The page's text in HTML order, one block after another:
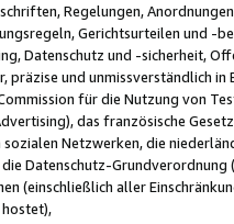
Regelungen,
Gerichtsurteilen und -
Datenschutz und -sicherheit,
präzise und unmissverständlich
für die Nutzung von
das französische
sozialen Netzwerken, die
Datenschutz-
(einschließlich aller